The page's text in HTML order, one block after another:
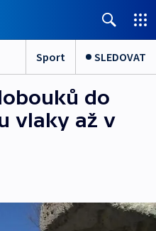
Sport SLEDOVAT
do
vlaky až v